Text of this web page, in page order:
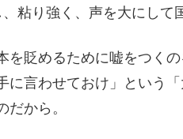
粘り強く、声を大にして
を貶めるために嘘をつく
に言わせておけ」という
から。